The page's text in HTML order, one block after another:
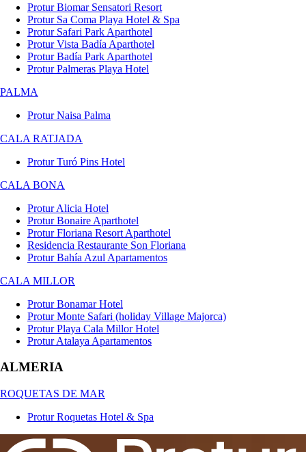
Protur Biomar Sensatori Resort
Protur Sa Coma Playa Hotel & Spa
Protur Safari Park Aparthotel
Protur Vista Badía Aparthotel
Protur Badía Park Aparthotel
Protur Palmeras Playa Hotel
PALMA
Protur Naisa Palma
CALA RATJADA
Protur Turó Pins Hotel
CALA BONA
Protur Alicia Hotel
Protur Bonaire Aparthotel
Protur Floriana Resort Aparthotel
Residencia Restaurante Son Floriana
Protur Bahía Azul Apartamentos
CALA MILLOR
Protur Bonamar Hotel
Protur Monte Safari (holiday Village Majorca)
Protur Playa Cala Millor Hotel
Protur Atalaya Apartamentos
ALMERIA
ROQUETAS DE MAR
Protur Roquetas Hotel & Spa